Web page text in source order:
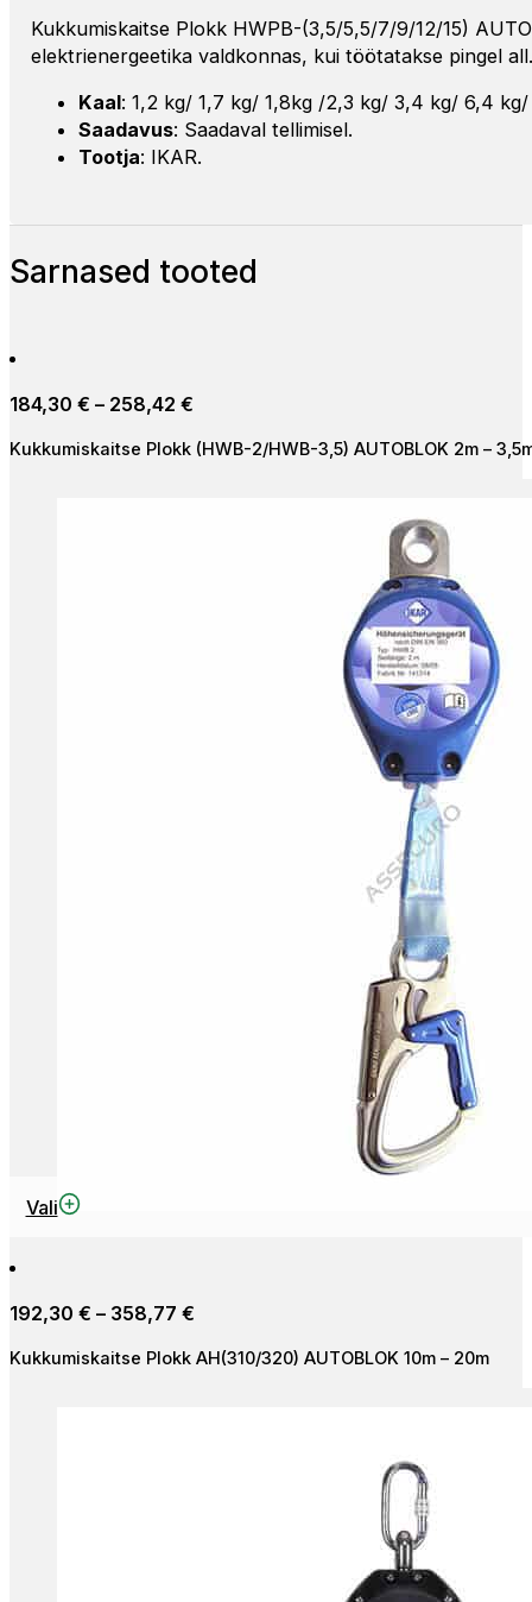
Kukkumiskaitse Plokk HWPB-(3,5/5,5/7/9/12/15)
elektrienergeetika valdkonnas, kui töötatakse pingel
Kaal: 1,2 kg/ 1,7 kg/ 1,8kg /2,3 kg/ 3,4 kg/ 6,4 kg/
Saadavus: Saadaval tellimisel.
Tootja: IKAR.
Sarnased tooted
184,30 € – 258,42 €
kuni
Kukkumiskaitse Plokk (HWB-2/HWB-3,5) AUTOBLOK 2m –
Vali
Sellel
varianti.
saab
192,30 € – 358,77 €
kuni
Kukkumiskaitse Plokk AH(310/320) AUTOBLOK 10m – 20m